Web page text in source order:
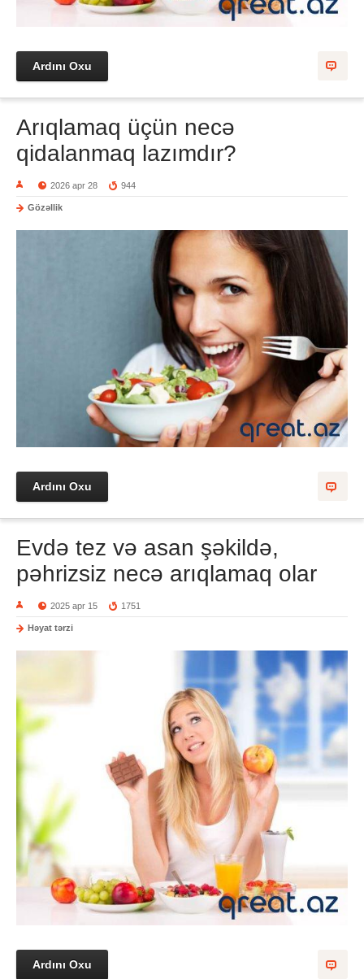
Ardını Oxu
Arıqlamaq üçün necə
qidalanmaq lazımdır?
2026 apr 28 944
Gözəllik
Ardını Oxu
Evdə tez və asan şəkildə,
pəhrizsiz necə arıqlamaq olar
2025 apr 15 1751
Həyat tərzi
Ardını Oxu